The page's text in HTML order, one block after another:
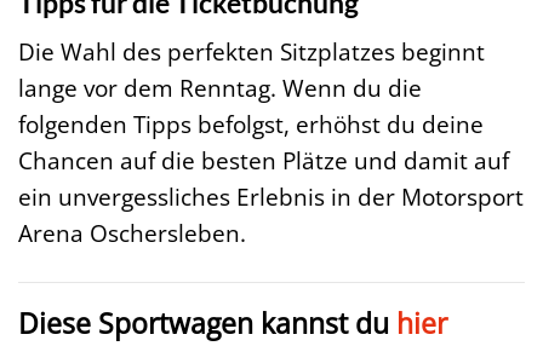
Die Wahl des perfekten Sitzplatzes beginnt
lange vor dem Renntag. Wenn du die
folgenden Tipps befolgst, erhöhst du deine
Chancen auf die besten Plätze und damit auf
ein unvergessliches Erlebnis in der Motorsport
Arena Oschersleben.
Diese Sportwagen kannst du hier